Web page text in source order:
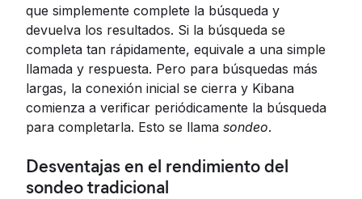
que simplemente complete la búsqueda y
devuelva los resultados. Si la búsqueda se
completa tan rápidamente, equivale a una simple
llamada y respuesta. Pero para búsquedas más
largas, la conexión inicial se cierra y Kibana
comienza a verificar periódicamente la búsqueda
para completarla. Esto se llama sondeo.
Desventajas en el rendimiento del
sondeo tradicional